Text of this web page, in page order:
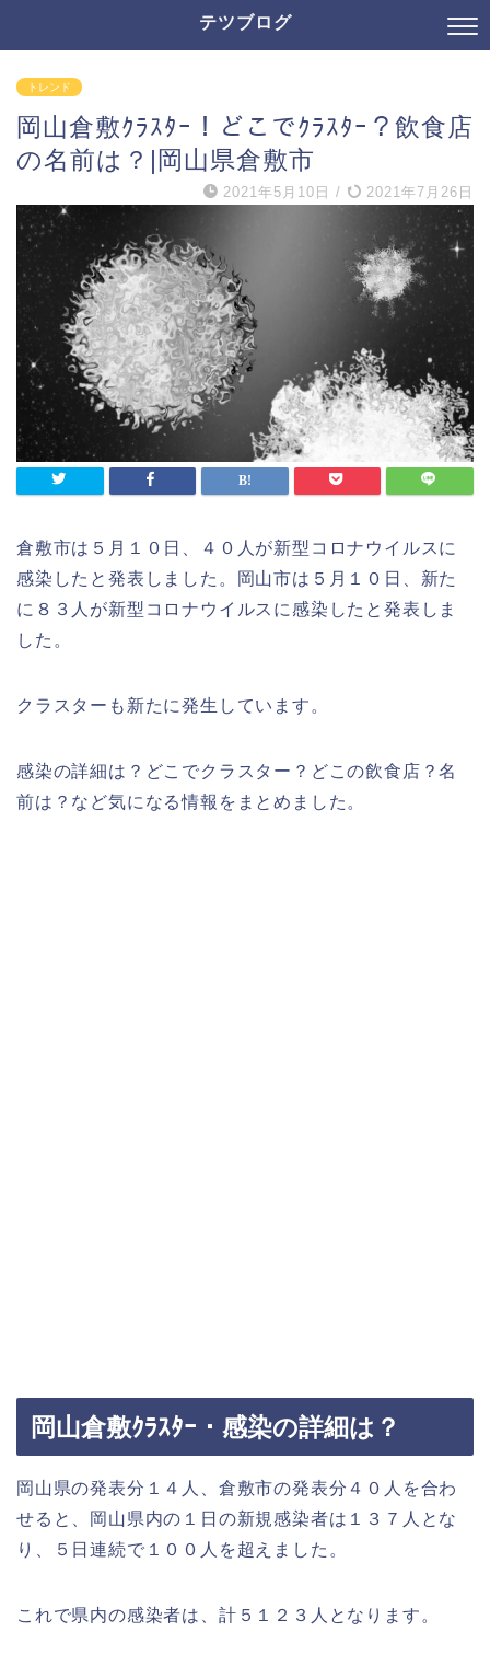
テツブログ
トレンド
岡山倉敷ｸﾗｽﾀｰ！どこでｸﾗｽﾀｰ？飲食店
の名前は？|岡山県倉敷市
2021年5月10日 / 2021年7月26日
倉敷市は５月１０日、４０人が新型コロナウイルスに
感染したと発表しました。岡山市は５月１０日、新た
に８３人が新型コロナウイルスに感染したと発表しま
した。
クラスターも新たに発生しています。
感染の詳細は？どこでクラスター？どこの飲食店？名
前は？など気になる情報をまとめました。
岡山倉敷ｸﾗｽﾀｰ・感染の詳細は？
岡山県の発表分１４人、倉敷市の発表分４０人を合わ
せると、岡山県内の１日の新規感染者は１３７人とな
り、５日連続で１００人を超えました。
これで県内の感染者は、計５１２３人となります。